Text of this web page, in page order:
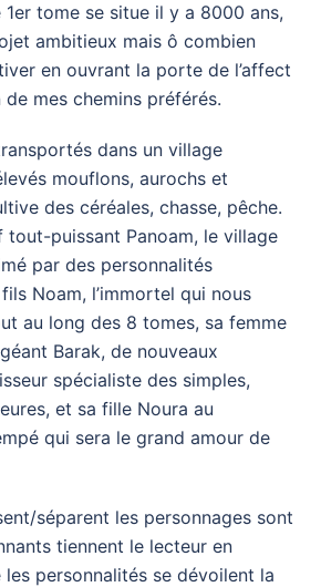
1er tome se situe il y a 8000 ans,
ambitieux mais ô combien
en ouvrant la porte de l’affect
mes chemins préférés.
dans un village
mouflons, aurochs et
des céréales, chasse, pêche.
tout-puissant Panoam, le village
par des personnalités
Noam, l’immortel qui nous
au long des 8 tomes, sa femme
Barak, de nouveaux
spécialiste des simples,
et sa fille Noura au
qui sera le grand amour de
séparent les personnages sont
tiennent le lecteur en
les personnalités se dévoilent la